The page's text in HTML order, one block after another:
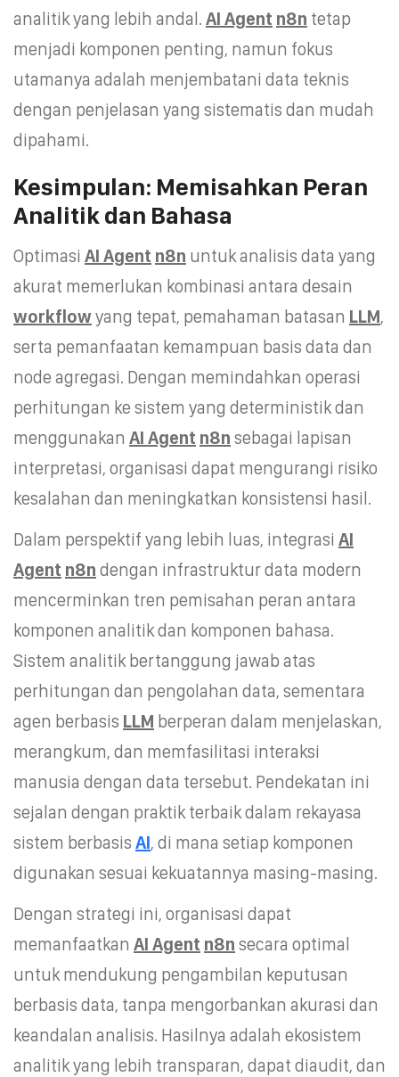
analitik yang lebih andal. AI Agent n8n tetap
menjadi komponen penting, namun fokus
utamanya adalah menjembatani data teknis
dengan penjelasan yang sistematis dan mudah
dipahami.
Kesimpulan: Memisahkan Peran
Analitik dan Bahasa
Optimasi AI Agent n8n untuk analisis data yang
akurat memerlukan kombinasi antara desain
workflowyang tepat, pemahaman batasan LLM,
serta pemanfaatan kemampuan basis data dan
node agregasi. Dengan memindahkan operasi
perhitungan ke sistem yang deterministik dan
menggunakan AI Agent n8n sebagai lapisan
interpretasi, organisasi dapat mengurangi risiko
kesalahan dan meningkatkan konsistensi hasil.
Dalam perspektif yang lebih luas, integrasi AI
Agent n8n dengan infrastruktur data modern
mencerminkan tren pemisahan peran antara
komponen analitik dan komponen bahasa.
Sistem analitik bertanggung jawab atas
perhitungan dan pengolahan data, sementara
agen berbasis LLM berperan dalam menjelaskan,
merangkum, dan memfasilitasi interaksi
manusia dengan data tersebut. Pendekatan ini
sejalan dengan praktik terbaik dalam rekayasa
sistem berbasis AI, di mana setiap komponen
digunakan sesuai kekuatannya masing-masing.
Dengan strategi ini, organisasi dapat
memanfaatkan AI Agent n8n secara optimal
untuk mendukung pengambilan keputusan
berbasis data, tanpa mengorbankan akurasi dan
keandalan analisis. Hasilnya adalah ekosistem
analitik yang lebih transparan, dapat diaudit, dan